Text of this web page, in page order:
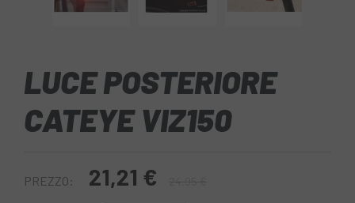
LUCE POSTERIORE
CATEYE VIZ150
PREZZO: 21,21 €